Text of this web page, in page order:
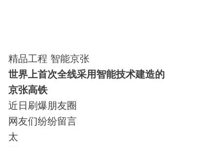
精品工程 智能京张
世界上首次全线采用智能技术建造的
京张高铁
近日刷爆朋友圈
网友们纷纷留言
太